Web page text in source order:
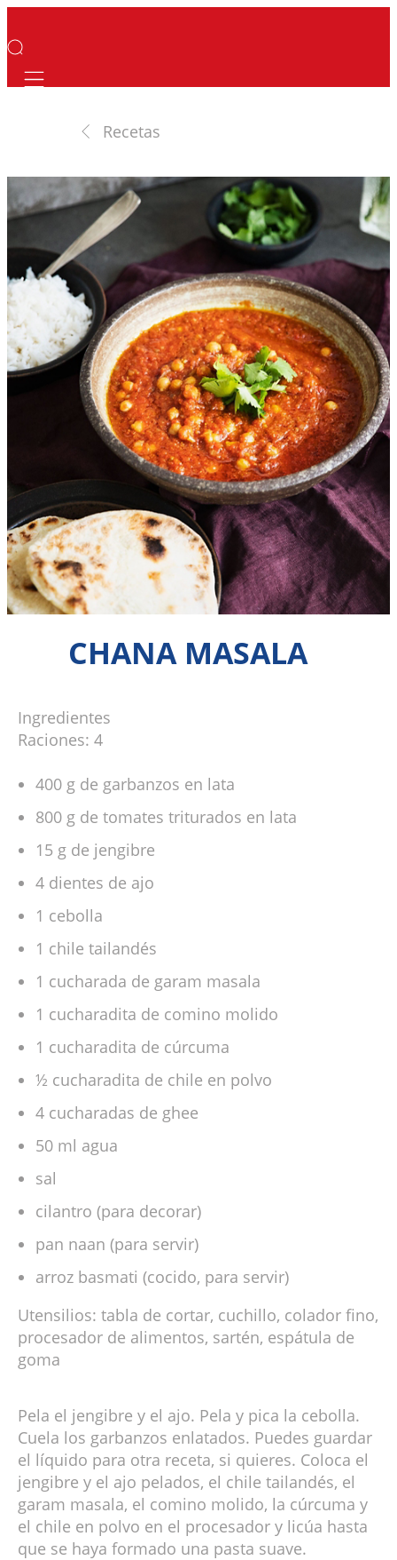
Mobile navigation
Recetas
CHANA MASALA
Ingredientes
Raciones: 4
400 g de garbanzos en lata
800 g de tomates triturados en lata
15 g de jengibre
4 dientes de ajo
1 cebolla
1 chile tailandés
1 cucharada de garam masala
1 cucharadita de comino molido
1 cucharadita de cúrcuma
½ cucharadita de chile en polvo
4 cucharadas de ghee
50 ml agua
sal
cilantro (para decorar)
pan naan (para servir)
arroz basmati (cocido, para servir)
Utensilios: tabla de cortar, cuchillo, colador fino,
procesador de alimentos, sartén, espátula de
goma
Pela el jengibre y el ajo. Pela y pica la cebolla.
Cuela los garbanzos enlatados. Puedes guardar
el líquido para otra receta, si quieres. Coloca el
jengibre y el ajo pelados, el chile tailandés, el
garam masala, el comino molido, la cúrcuma y
el chile en polvo en el procesador y licúa hasta
que se haya formado una pasta suave.